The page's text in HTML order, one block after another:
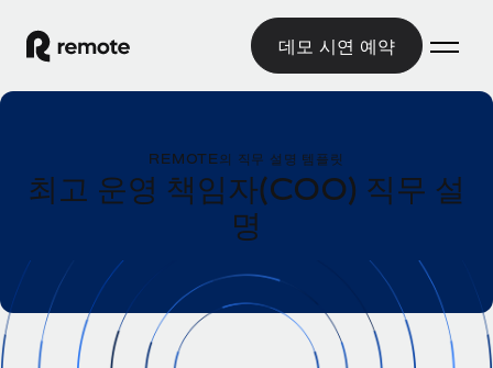
데모 시연 예약
글로벌 급여
규정을 준수하며 급여 지급을 손쉽게 처리
기록상 고용주(EOR)
법인 설립 비용 없이 전 세계로 사업을 확장
글로벌 서비스 제공
국가별 정보
국가별 글로벌 채용 지원 알아보기
리소스
도구 및 계산기
요금
REMOTE의 직무 설명 템플릿
최고 운영 책임자(COO) 직무 설
명